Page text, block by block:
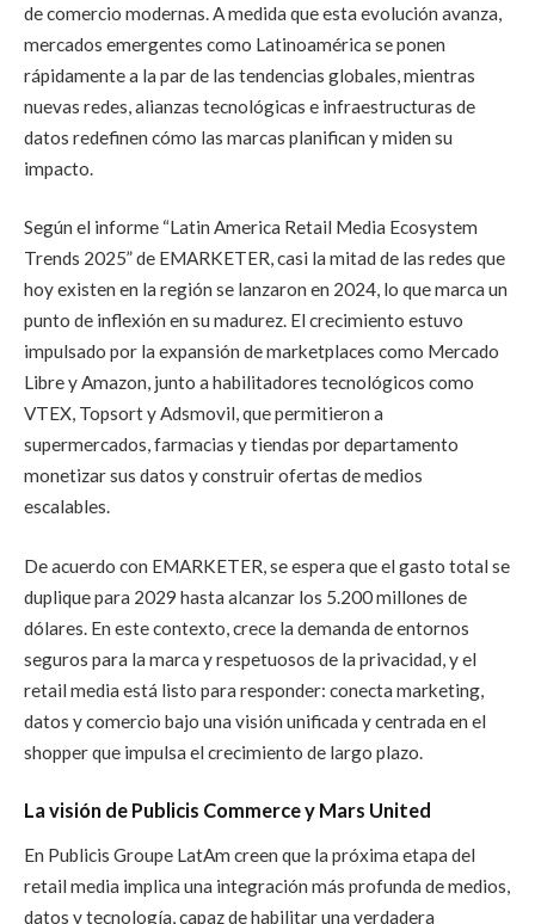
de comercio modernas. A medida que esta evolución avanza,
mercados emergentes como Latinoamérica se ponen
rápidamente a la par de las tendencias globales, mientras
nuevas redes, alianzas tecnológicas e infraestructuras de
datos redefinen cómo las marcas planifican y miden su
impacto.
Según el informe “Latin America Retail Media Ecosystem
Trends 2025” de EMARKETER, casi la mitad de las redes que
hoy existen en la región se lanzaron en 2024, lo que marca un
punto de inflexión en su madurez. El crecimiento estuvo
impulsado por la expansión de marketplaces como Mercado
Libre y Amazon, junto a habilitadores tecnológicos como
VTEX, Topsort y Adsmovil, que permitieron a
supermercados, farmacias y tiendas por departamento
monetizar sus datos y construir ofertas de medios
escalables.
De acuerdo con EMARKETER, se espera que el gasto total se
duplique para 2029 hasta alcanzar los 5.200 millones de
dólares. En este contexto, crece la demanda de entornos
seguros para la marca y respetuosos de la privacidad, y el
retail media está listo para responder: conecta marketing,
datos y comercio bajo una visión unificada y centrada en el
shopper que impulsa el crecimiento de largo plazo.
La visión de Publicis Commerce y Mars United
En Publicis Groupe LatAm creen que la próxima etapa del
retail media implica una integración más profunda de medios,
datos y tecnología, capaz de habilitar una verdadera